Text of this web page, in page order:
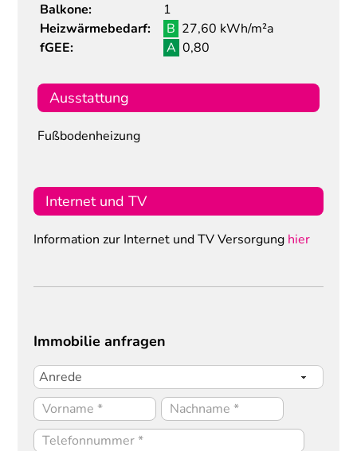
Balkone:
1
Heizwärmebedarf:
B 27,60 kWh/m²a
fGEE:
A 0,80
Ausstattung
Fußbodenheizung
Internet und TV
Information zur Internet und TV Versorgung hier
Immobilie anfragen